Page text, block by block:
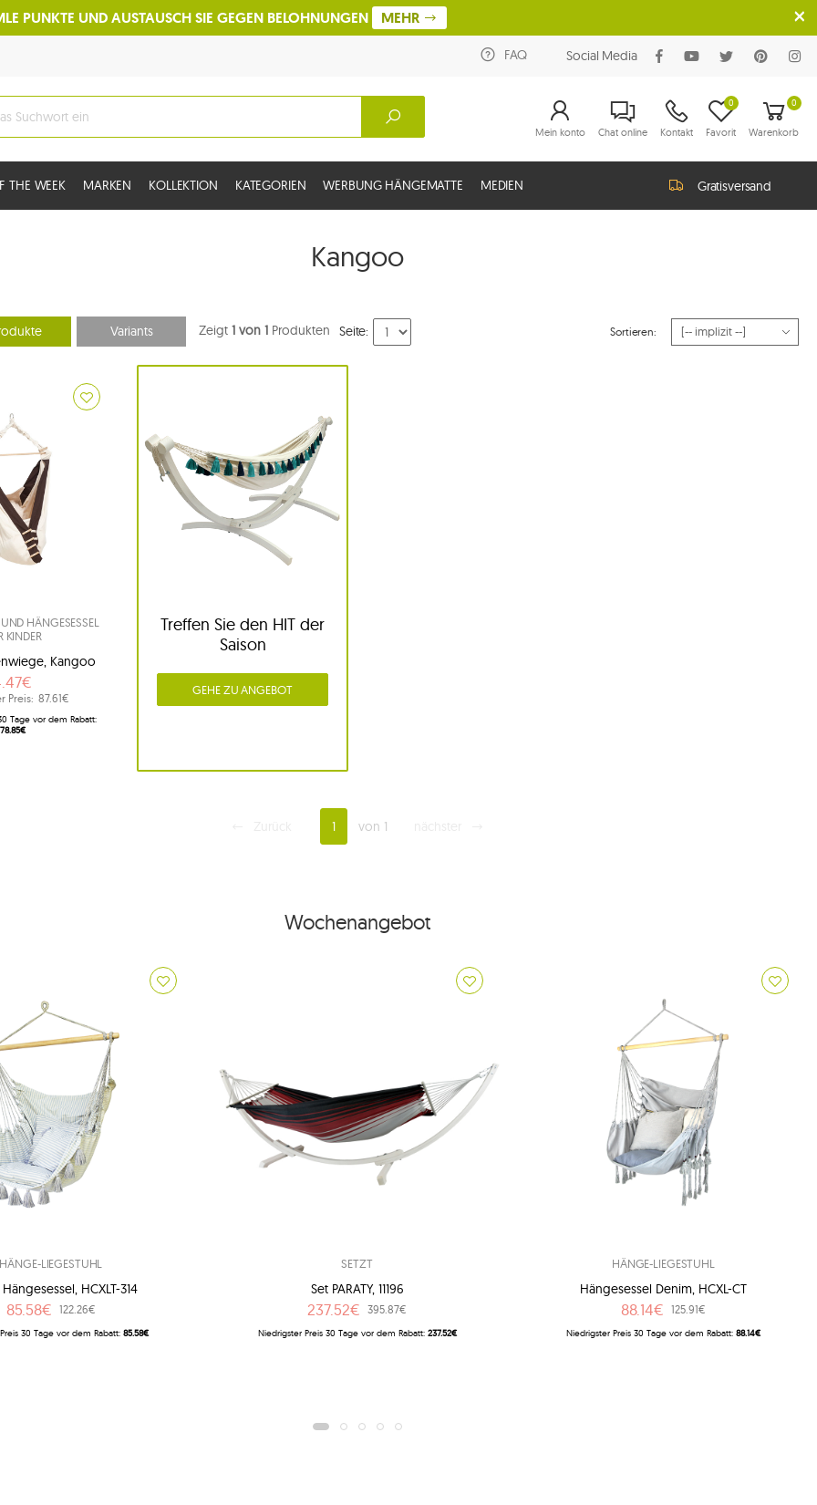
PUNKTE UND AUSTAUSCH SIE GEGEN BELOHNUNGEN MEHR
FAQ Social Media
Mein konto Chat online Kontakt Favorit
0 0
Warenkorb
THE WEEK MARKEN KOLLEKTION KATEGORIEN WERBUNG HÄNGEMATTE MEDIEN Gratisversand
Kangoo
Variants Zeigt 1 von 1 Produkten Seite: Sortieren:
HÄNGESESSEL
KINDER
Kangoo
Preis: 87.61€
Tage vor dem Rabatt:
78.85€
Treffen Sie den HIT der
Saison
GEHE ZU ANGEBOT
1 von 1
Wochenangebot
HÄNGE-LIEGESTUHL
HCXLT-314
85.58€ 122.26€
30 Tage vor dem Rabatt: 85.58€
SETZT
Set PARATY, 11196
237.52€ 395.87€
Niedrigster Preis 30 Tage vor dem Rabatt: 237.52€
HÄNGE-LIEGESTUHL
Hängesessel Denim, HCXL-CT
88.14€ 125.91€
Niedrigster Preis 30 Tage vor dem Rabatt: 88.14€